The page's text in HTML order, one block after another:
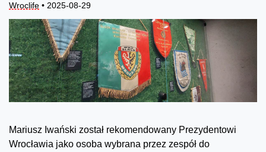
Wroclife • 2025-08-29
Mariusz Iwański został rekomendowany Prezydentowi
Wrocławia jako osoba wybrana przez zespół do